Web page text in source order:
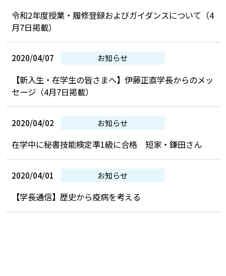
令和2年度授業・履修登録およびガイダンスについて（4
月7日掲載）
2020/04/07 お知らせ
【新入生・在学生の皆さまへ】伊藤正直学長からのメッ
セージ（4月7日掲載）
2020/04/02 お知らせ
在学中に秘書技能検定準1級に合格 短家・鎌田さん
2020/04/01 お知らせ
【学長通信】歴史から疫病を考える